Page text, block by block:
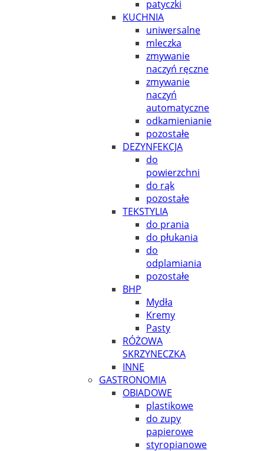
patyczki
KUCHNIA
uniwersalne
mleczka
zmywanie
naczyń ręczne
zmywanie
naczyń
automatyczne
odkamienianie
pozostałe
DEZYNFEKCJA
do
powierzchni
do rąk
pozostałe
TEKSTYLIA
do prania
do płukania
do
odplamiania
pozostałe
BHP
Mydła
Kremy
Pasty
RÓŻOWA
SKRZYNECZKA
INNE
GASTRONOMIA
OBIADOWE
plastikowe
do zupy
papierowe
styropianowe